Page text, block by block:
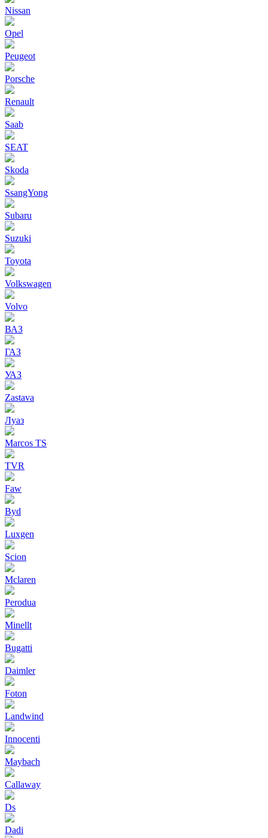
Nissan
Opel
Peugeot
Porsche
Renault
Saab
SEAT
Skoda
SsangYong
Subaru
Suzuki
Toyota
Volkswagen
Volvo
ВАЗ
ГАЗ
УАЗ
Zastava
Луаз
Marcos TS
TVR
Faw
Byd
Luxgen
Scion
Mclaren
Perodua
Minellt
Bugatti
Daimler
Foton
Landwind
Innocenti
Maybach
Callaway
Ds
Dadi